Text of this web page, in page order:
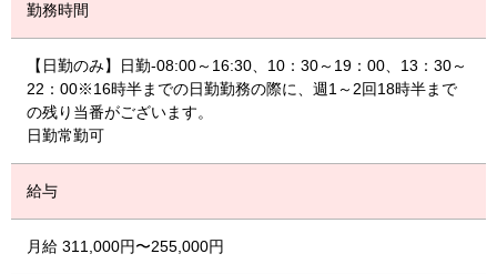
勤務時間
【日勤のみ】日勤-08:00～16:30、10：30～19：00、13：30～
22：00※16時半までの日勤勤務の際に、週1～2回18時半まで
の残り当番がございます。
日勤常勤可
給与
月給 311,000円〜255,000円